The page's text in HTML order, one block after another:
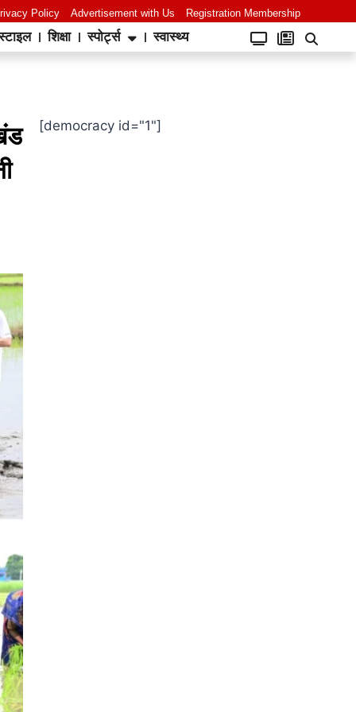
Policy Advertisement with Us Registration Membership
शिक्षा स्पोर्ट्स स्वास्थ्य
[democracy id="1"]